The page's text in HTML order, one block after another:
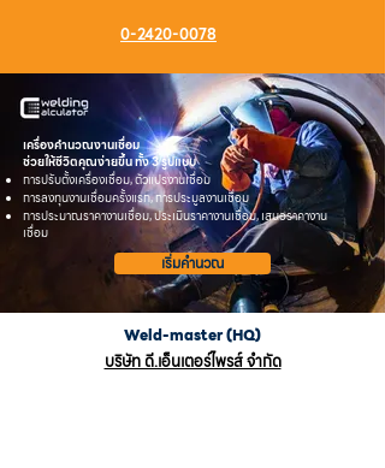
0-2420-0078
เครื่องคำนวณงานเชื่อม
ช่วยให้ชีวิตคุณง่ายขึ้น ทั้ง 3 รูปแบบ
การปรับตั้งเครื่องเชื่อม, ตัวแปรงานเชื่อม
การลงทุนงานเชื่อมครั้งแรก, การประมูลงานเชื่อม
การประมาณราคางานเชื่อม, ประเมินราคางานเชื่อม, เสนอราคางาน
เชื่อม
เริ่มคำนวณ
Weld-master (HQ)
บริษัท ดี.เอ็นเตอร์ไพรส์ จำกัด